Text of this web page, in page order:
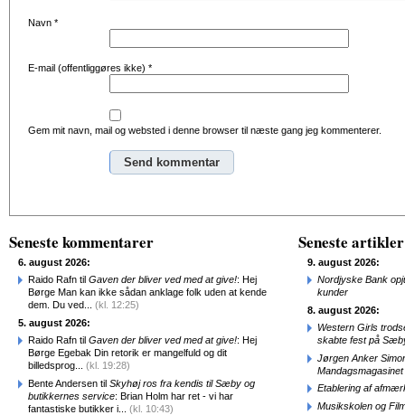
Navn *
E-mail (offentliggøres ikke) *
Gem mit navn, mail og websted i denne browser til næste gang jeg kommenterer.
Seneste kommentarer
6. august 2026:
Raido Rafn til Gaven der bliver ved med at give!: Hej
Børge Man kan ikke sådan anklage folk uden at kende
dem. Du ved... (kl. 12:25)
5. august 2026:
Raido Rafn til Gaven der bliver ved med at give!: Hej
Børge Egebak Din retorik er mangelfuld og dit
billedsprog... (kl. 19:28)
Bente Andersen til Skyhøj ros fra kendis til Sæby og
butikkernes service: Brian Holm har ret - vi har
fantastiske butikker i... (kl. 10:43)
Seneste artikler
9. august 2026:
Nordjyske Bank
kunder
8. august 2026:
Western Girls
skabte fest på
Jørgen Anker
Mandagsmagasinet
Etablering af
Musikskolen og